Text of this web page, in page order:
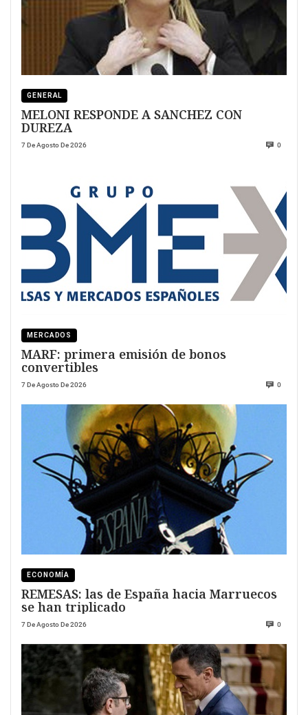
GENERAL
MELONI RESPONDE A SANCHEZ CON
DUREZA
7 De Agosto De 2026 0
MERCADOS
MARF: primera emisión de bonos
convertibles
7 De Agosto De 2026 0
ECONOMÍA
REMESAS: las de España hacia Marruecos
se han triplicado
7 De Agosto De 2026 0